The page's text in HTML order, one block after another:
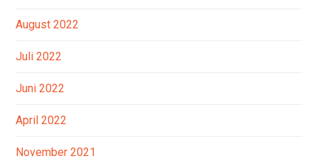
August 2022
Juli 2022
Juni 2022
April 2022
November 2021